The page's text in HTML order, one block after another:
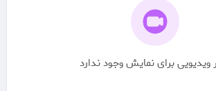
ویدیویی برای نمایش وجود ندارد